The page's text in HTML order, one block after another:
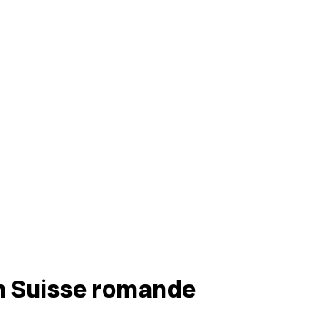
Suisse romande